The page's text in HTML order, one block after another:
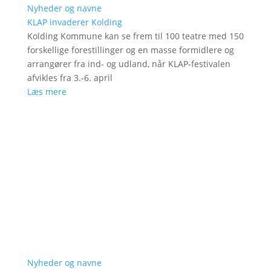
Nyheder og navne
KLAP invaderer Kolding
Kolding Kommune kan se frem til 100 teatre med 150
forskellige forestillinger og en masse formidlere og
arrangører fra ind- og udland, når KLAP-festivalen
afvikles fra 3.-6. april
Læs mere
Nyheder og navne